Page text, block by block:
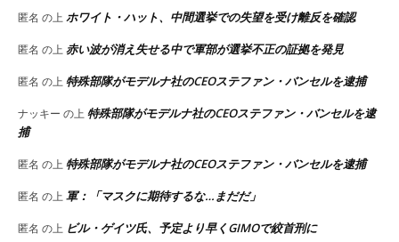
匿名 の上ホワイト・ハット、中間選挙での失望を受け離反を確認
匿名 の上赤い波が消え失せる中で軍部が選挙不正の証拠を発見
匿名 の上特殊部隊がモデルナ社のCEOステファン・バンセルを逮捕
ナッキー の上特殊部隊がモデルナ社のCEOステファン・バンセルを逮
捕
匿名 の上特殊部隊がモデルナ社のCEOステファン・バンセルを逮捕
匿名 の上軍：「マスクに期待するな…まだだ」
匿名 の上 ビル・ゲイツ氏、予定より早くGIMOで絞首刑に